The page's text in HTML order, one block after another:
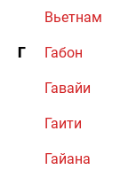
Вьетнам
Г Габон
Гавайи
Гаити
Гайана